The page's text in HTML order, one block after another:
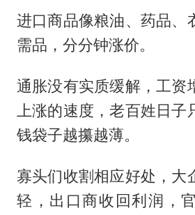
进口商品像粮油、药品、
需品，分分钟涨价。
通胀没有实质缓解，工资
上涨的速度，老百姓日子
钱袋子越攥越薄。
寡头们收割相应好处，大
轻，出口商收回利润，